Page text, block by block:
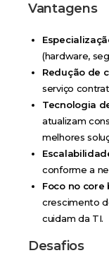
Vantagens
(hardware,
Redução de
serviço
Tecnologia
atualizam
melhores
conforme a
Foco no core
crescimento
cuidam da TI.
Desafios